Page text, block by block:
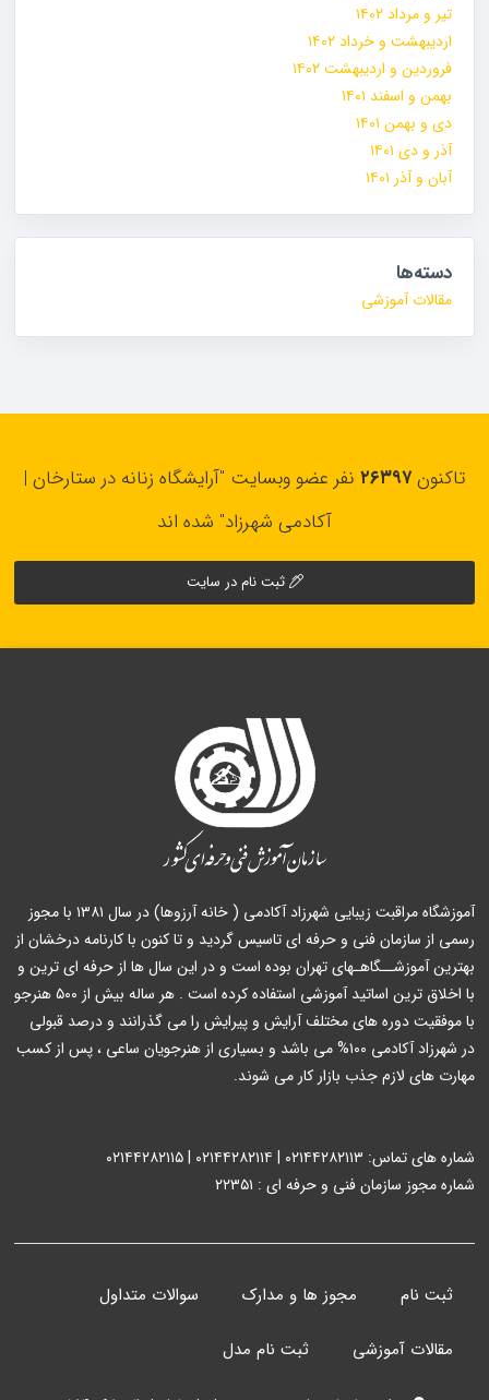
تیر و مرداد ۱۴۰۲
اردیبهشت و خرداد ۱۴۰۲
فروردین و اردیبهشت ۱۴۰۲
بهمن و اسفند ۱۴۰۱
دی و بهمن ۱۴۰۱
آذر و دی ۱۴۰۱
آبان و آذر ۱۴۰۱
دسته‌ها
مقالات آموزشی
تاکنون۲۶۳۹۷ نفر عضو وبسایت "آرایشگاه زنانه در ستارخان |
آکادمی شهرزاد" شده اند
ثبت نام در سایت
آموزشگاه مراقبت زیبایی شهرزاد آکادمی ( خانه آرزوها) در سال ۱۳۸۱ با مجوز
رسمی از سازمان فنی و حرفه ای تاسیس گردید و تا کنون با کارنامه درخشان از
بهترین آموزشــگاهـهای تهران بوده است و در این سال ها از حرفه ای ترین و
با اخلاق ترین اساتید آموزشی استفاده کرده است . هر ساله بیش از ۵۰۰ هنرجو
با موفقیت دوره های مختلف آرایش و پیرایش را می گذرانند و درصد قبولی
در شهرزاد آکادمی ۱۰۰% می باشد و بسیاری از هنرجویان ساعی ، پس از کسب
مهارت های لازم جذب بازار کار می شوند.
شماره های تماس: ۰۲۱۴۴۲۸۲۱۱۳ | ۰۲۱۴۴۲۸۲۱۱۴ | ۰۲۱۴۴۲۸۲۱۱۵
شماره مجوز سازمان فنی و حرفه ای : ۲۲۳۵۱
ثبت نام مجوز ها و مدارک سوالات متداول
مقالات آموزشی ثبت نام مدل